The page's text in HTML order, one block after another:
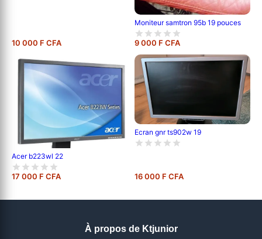
10 000 F CFA
Moniteur samtron 95b 19 pouces
9 000 F CFA
Acer b223wl 22
17 000 F CFA
Ecran gnr ts902w 19
16 000 F CFA
À propos de Ktjunior